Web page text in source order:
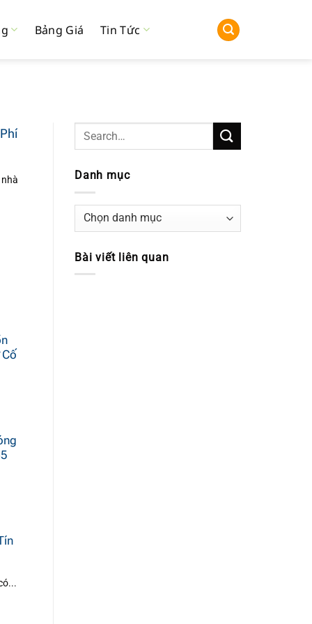
Bảng Giá Tin Tức
Danh mục
Danh
Bài viết liên quan